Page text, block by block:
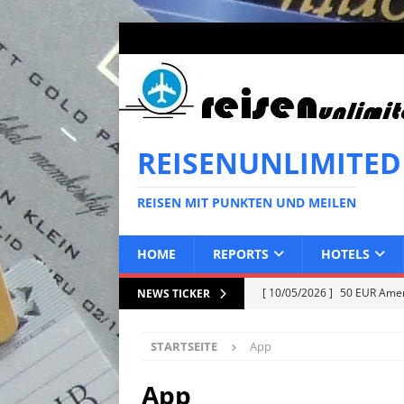
REISEN MIT PUNKTEN UND MEILEN
HOME REPORTS HOTELS
NEWS TICKER [ 10/05/2026 ] 50 EUR
[ 02/05/2026 ]
STARTSEITE App
App